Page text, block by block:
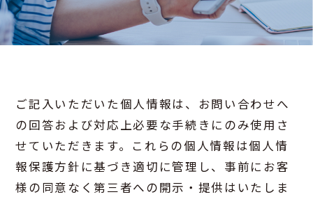
ご記入いただいた個人情報は、お問い合わせへ
の回答および対応上必要な手続きにのみ使用さ
せていただきます。これらの個人情報は個人情
報保護方針に基づき適切に管理し、事前にお客
様の同意なく第三者への開示・提供はいたしま